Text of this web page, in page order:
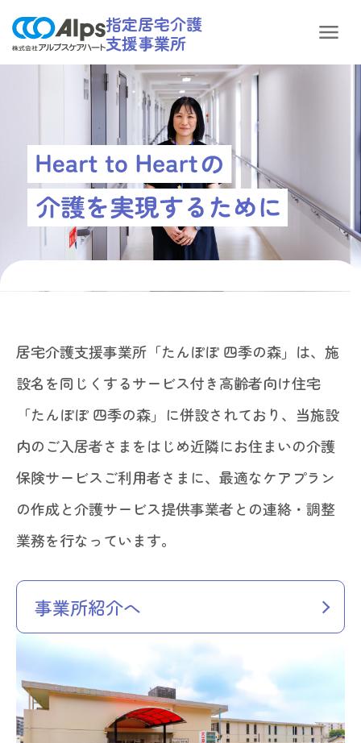
指定居宅介護
支援事業所
居宅介護支援事業所「たんぽぽ 四季の森」は、施
設名を同じくするサービス付き高齢者向け住宅
「たんぽぽ 四季の森」に併設されており、当施設
内のご入居者さまをはじめ近隣にお住まいの介護
保険サービスご利用者さまに、最適なケアプラン
の作成と介護サービス提供事業者との連絡・調整
業務を行なっています。
事業所紹介へ